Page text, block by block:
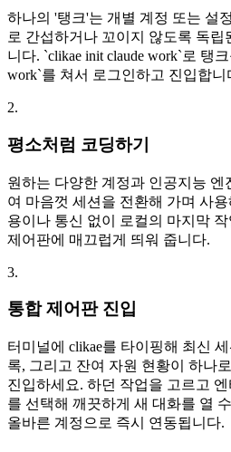
하나의 '탱크'는 개별 계정 또는 설
로 간섭하거나 꼬이지 않도록 독립
니다. `clikae init claude work`로 탱
work`를 쳐서 로그인하고 진입합니
2.
평소처럼 코딩하기
원하는 다양한 계정과 인공지능 엔
여 마음껏 세션을 전환해 가며 사용
용이나 통신 없이 로컬의 마지막
제어판에 매끄럽게 띄워 줍니다.
3.
통합 제어판 진입
터미널에 clikae를 타이핑해 최신
록, 그리고 잔여 자원 현황이 하나
진입하세요. 하던 작업을 고르고
를 선택해 깨끗하게 새 대화를 열
올바른 계정으로 즉시 연동됩니다.